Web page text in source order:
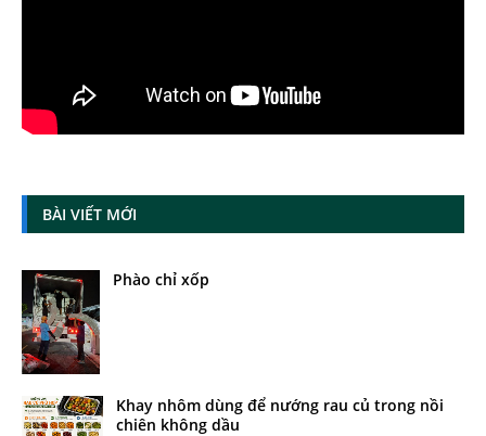
BÀI VIẾT MỚI
Phào chỉ xốp
Khay nhôm dùng để nướng rau củ trong nồi
chiên không dầu